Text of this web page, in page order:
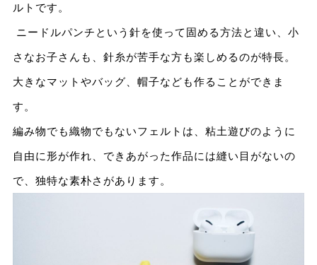
ルトです。
ニードルパンチという針を使って固める方法と違い、小
さなお子さんも、針糸が苦手な方も楽しめるのが特長。
大きなマットやバッグ、帽子なども作ることができま
す。
編み物でも織物でもないフェルトは、粘土遊びのように
自由に形が作れ、できあがった作品には縫い目がないの
で、独特な素朴さがあります。